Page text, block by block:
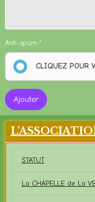
Anti-spam
CLIQUEZ POUR
Ajouter
STATUT
La CHAPELLE de La